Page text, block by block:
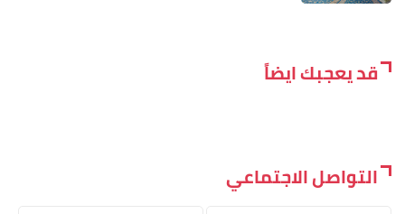
قد يعجبك ايضاً
التواصل الاجتماعي